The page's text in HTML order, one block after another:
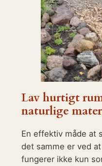
Lav hurtigt
naturlige
En effektiv måde at
det samme er ved
fungerer ikke kun